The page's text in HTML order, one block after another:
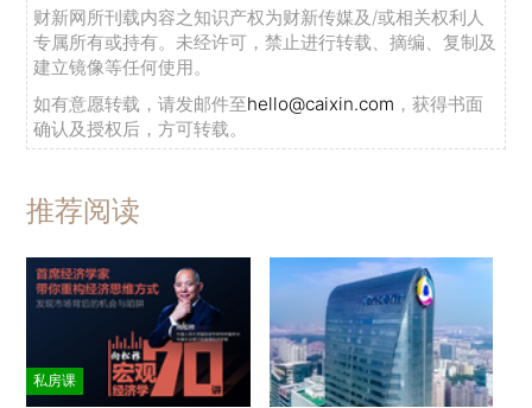
财新网所刊载内容之知识产权为财新传媒及/或相关权利人
专属所有或持有。未经许可，禁止进行转载、摘编、复制及
建立镜像等任何使用。
如有意愿转载，请发邮件至hello@caixin.com ，获得书面
确认及授权后，方可转载。
推荐阅读
私房课